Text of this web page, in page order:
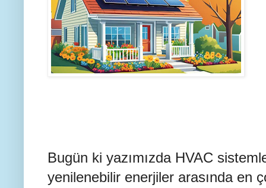
Bugün ki yazımızda HVAC
yenilenebilir enerjiler arasında en